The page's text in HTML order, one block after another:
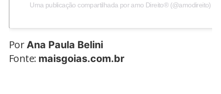
Uma publicação compartilhada por amo Direito® (@amodireito)
Por Ana Paula Belini
Fonte: maisgoias.com.br